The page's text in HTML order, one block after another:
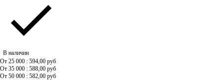
В наличии
От 25 000 : 594,00 руб
От 35 000 : 588,00 руб
От 50 000 : 582,00 руб